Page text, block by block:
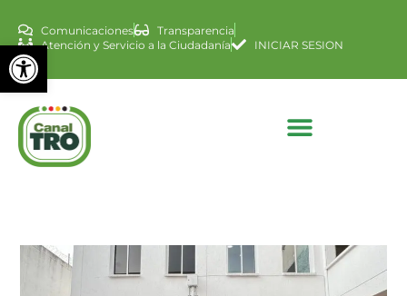
Abrir barra de
Comunicaciones
Transparencia
Atención y Servicio a la Ciudadanía
INICIAR SESION